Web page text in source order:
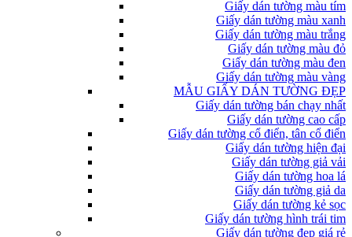
Giấy dán tường màu tím
Giấy dán tường màu xanh
Giấy dán tường màu trắng
Giấy dán tường màu đỏ
Giấy dán tường màu đen
Giấy dán tường màu vàng
MẪU GIẤY DÁN TƯỜNG ĐẸP
Giấy dán tường bán chạy nhất
Giấy dán tường cao cấp
Giấy dán tường cổ điển, tân cổ điển
Giấy dán tường hiện đại
Giấy dán tường giả vải
Giấy dán tường hoa lá
Giấy dán tường giả da
Giấy dán tường kẻ sọc
Giấy dán tường hình trái tim
Giấy dán tường đẹp giá rẻ